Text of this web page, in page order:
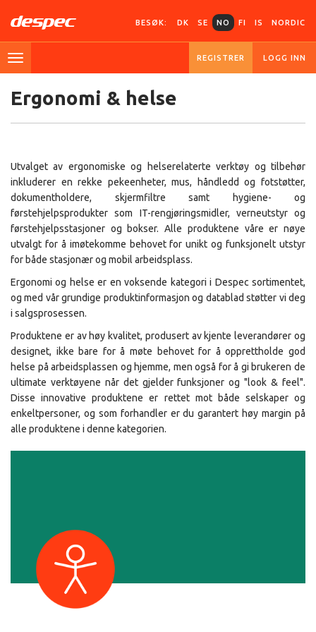
BESØK: DK SE NO FI IS NORDIC
REGISTRER LOGG INN
Ergonomi & helse
Utvalget av ergonomiske og helserelaterte verktøy og tilbehør
inkluderer en rekke pekeenheter, mus, håndledd og fotstøtter,
dokumentholdere, skjermfiltre samt hygiene- og
førstehjelpsprodukter som IT-rengjøringsmidler, verneutstyr og
førstehjelpsstasjoner og bokser. Alle produktene våre er nøye
utvalgt for å imøtekomme behovet for unikt og funksjonelt utstyr
for både stasjonær og mobil arbeidsplass.
Ergonomi og helse er en voksende kategori i Despec sortimentet,
og med vår grundige produktinformasjon og datablad støtter vi deg
i salgsprosessen.
Produktene er av høy kvalitet, produsert av kjente leverandører og
designet, ikke bare for å møte behovet for å opprettholde god
helse på arbeidsplassen og hjemme, men også for å gi brukeren de
ultimate verktøyene når det gjelder funksjoner og "look & feel".
Disse innovative produktene er rettet mot både selskaper og
enkeltpersoner, og som forhandler er du garantert høy margin på
alle produktene i denne kategorien.